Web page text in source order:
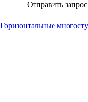
Отправить запрос
Горизонтальные